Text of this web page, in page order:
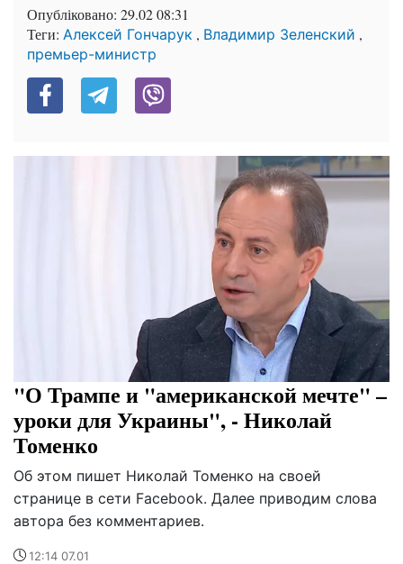
Опубліковано: 29.02 08:31
Теги: Алексей Гончарук , Владимир Зеленский ,
премьер-министр
"О Трампе и "американской мечте" –
уроки для Украины", - Николай
Томенко
Об этом пишет Николай Томенко на своей
странице в сети Facebook. Далее приводим слова
автора без комментариев.
12:14 07.01